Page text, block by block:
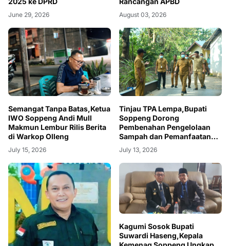
June 29, 2026 August 03, 2026
Semangat Tanpa Batas,Ketua
IWO Soppeng Andi Mull
Makmun Lembur Rilis Berita
di Warkop Olleng
July 15, 2026
Tinjau TPA Lempa,Bupati
Soppeng Dorong
Pembenahan Pengelolaan
Sampah dan Pemanfaatan
Teknologi RDF
July 13, 2026
Kagumi Sosok Bupati
Suwardi Haseng,Kepala